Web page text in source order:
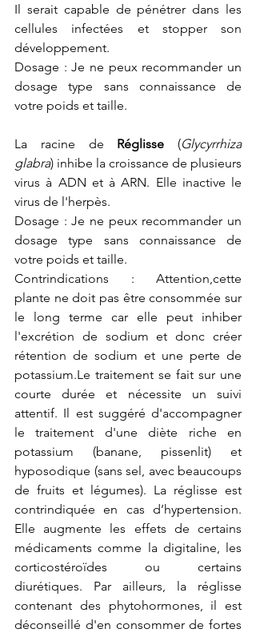
Il serait capable de pénétrer dans les
cellules infectées et stopper son
développement.
Dosage : Je ne peux recommander un
dosage type sans connaissance de
votre poids et taille.
La racine de Réglisse (Glycyrrhiza
glabra) inhibe la croissance de plusieurs
virus à ADN et à ARN. Elle inactive le
virus de l'herpès.
Dosage : Je ne peux recommander un
dosage type sans connaissance de
votre poids et taille.
Contrindications : Attention,cette
plante ne doit pas être consommée sur
le long terme car elle peut inhiber
l'excrétion de sodium et donc créer
rétention de sodium et une perte de
potassium.Le traitement se fait sur une
courte durée et nécessite un suivi
attentif. Il est suggéré d'accompagner
le traitement d'une diète riche en
potassium (banane, pissenlit) et
hyposodique (sans sel, avec beaucoups
de fruits et légumes). La réglisse est
contrindiquée en cas d’hypertension.
Elle augmente les effets de certains
médicaments comme la digitaline, les
corticostéroïdes ou certains
diurétiques. Par ailleurs, la réglisse
contenant des phytohormones, il est
déconseillé d'en consommer de fortes